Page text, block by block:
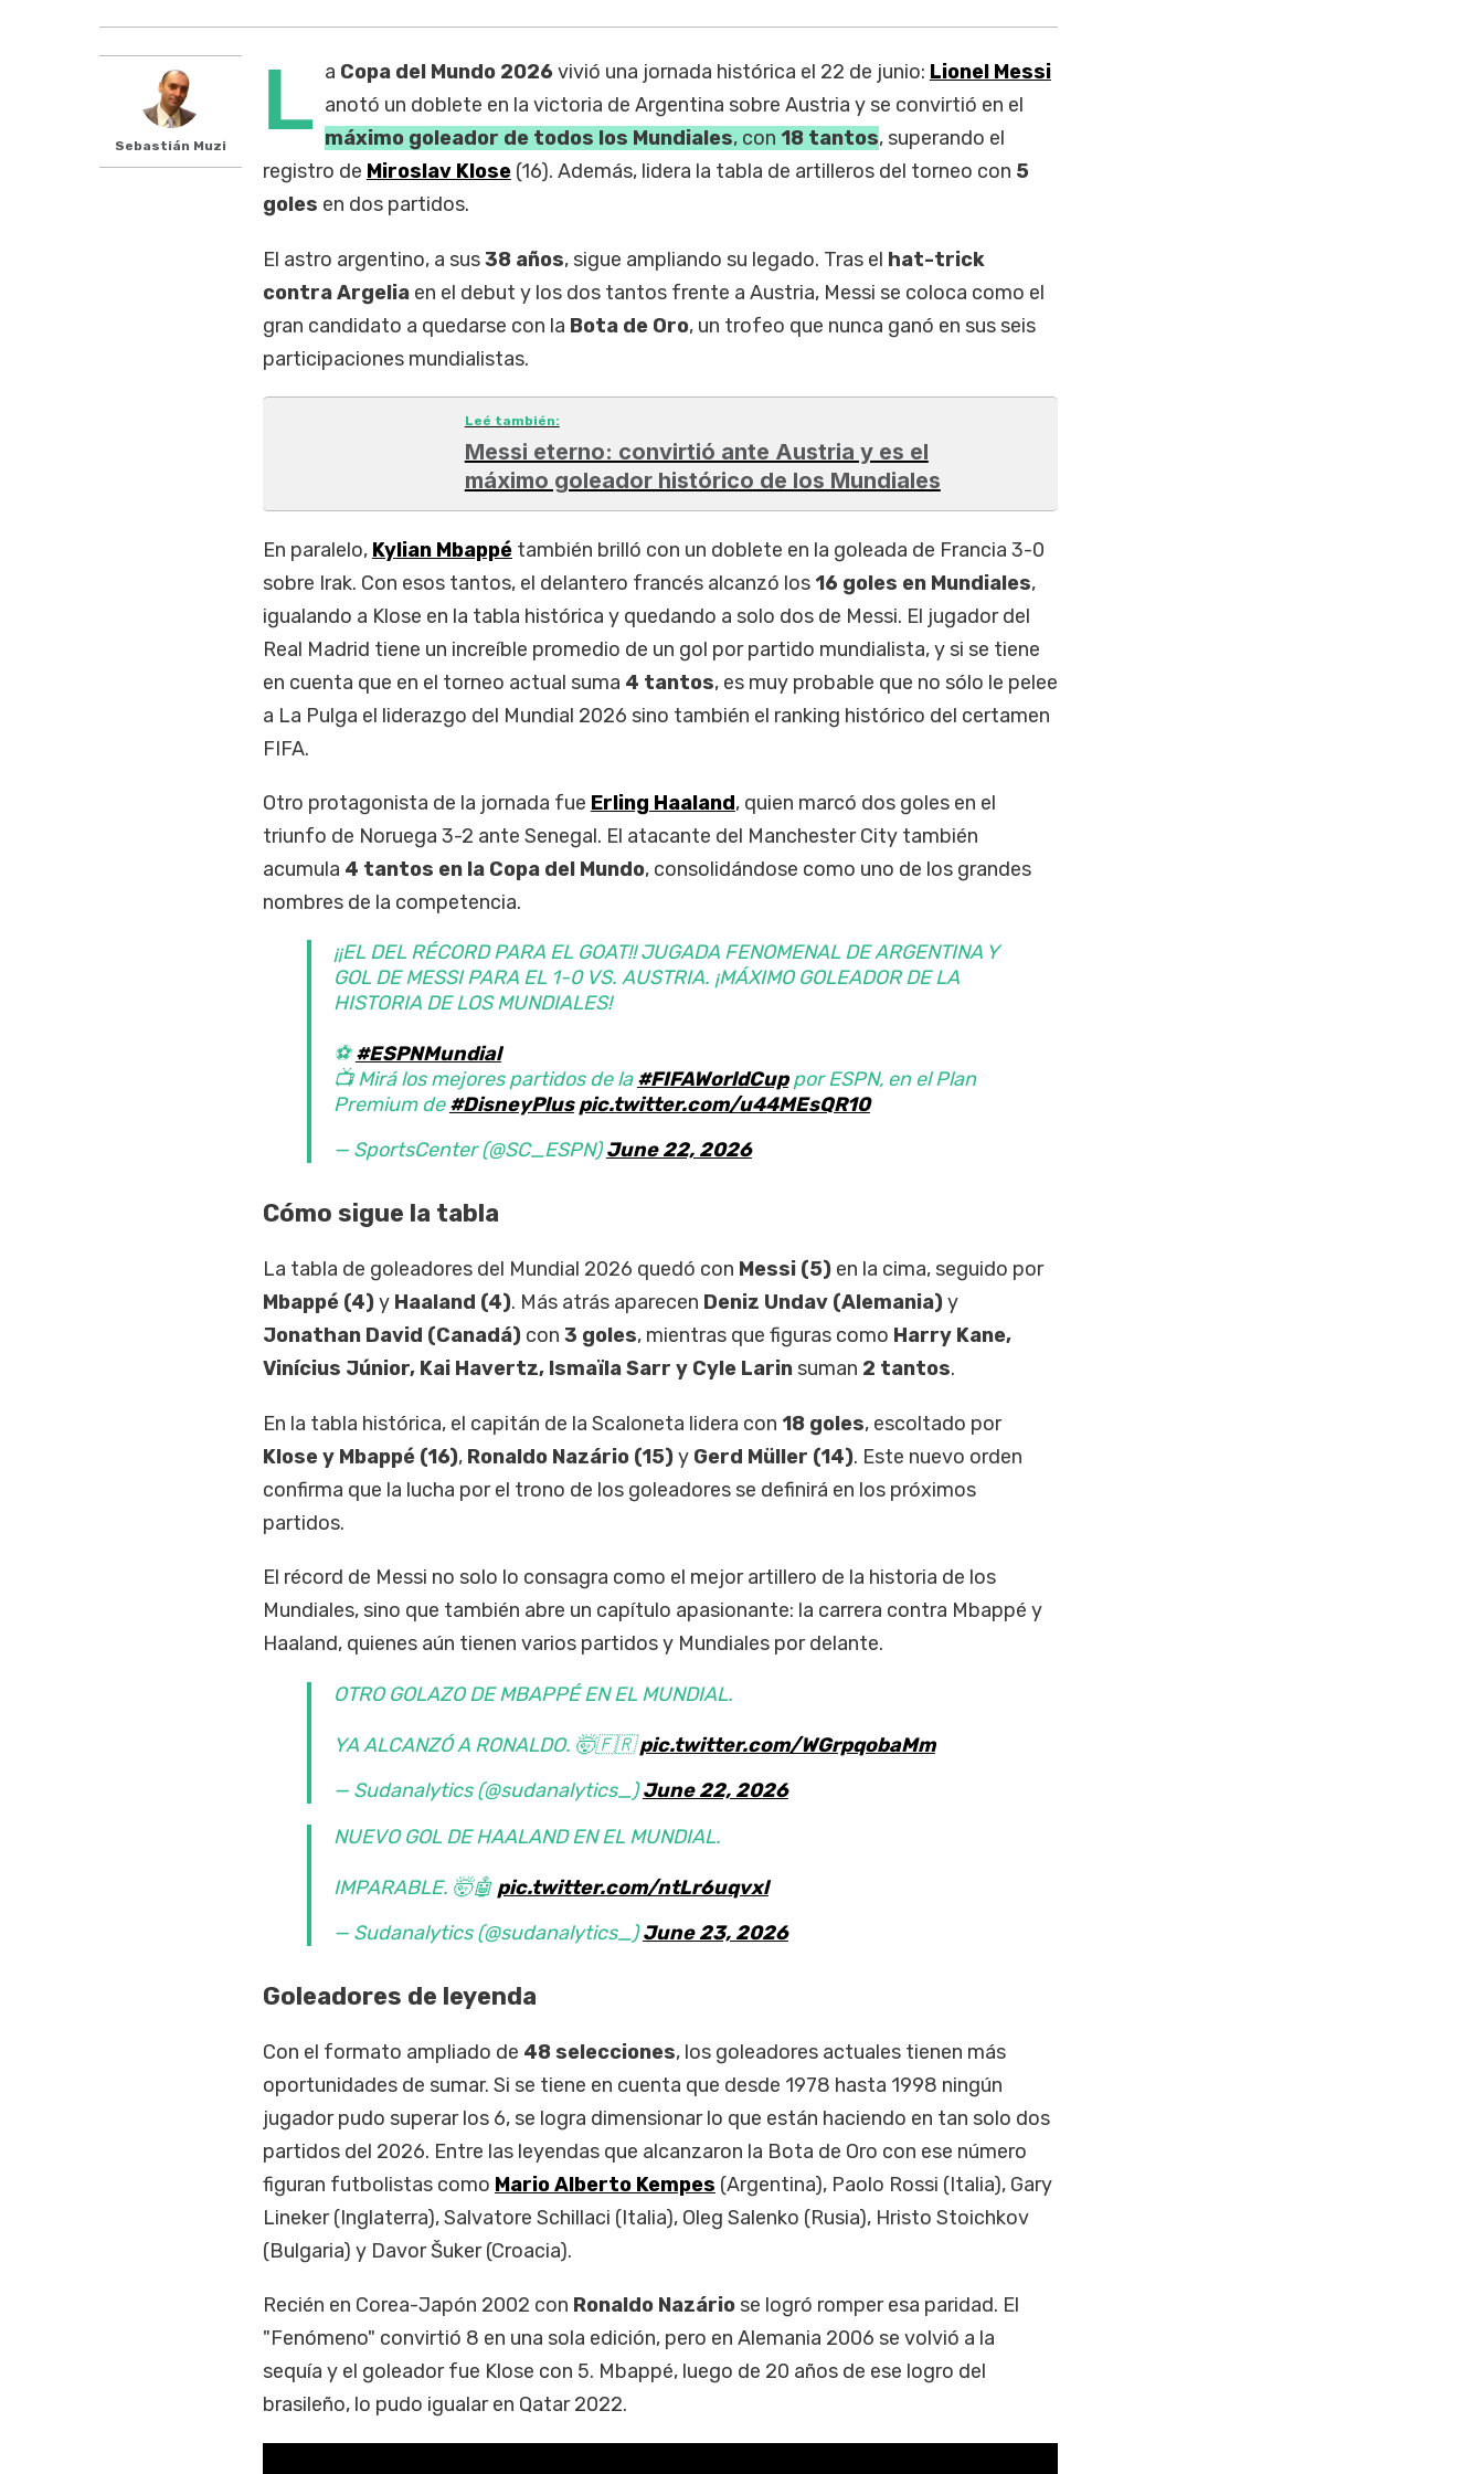
Sebastián Muzi L a Copa del Mundo 2026vivió una jornada histórica el 22 de junio: Lionel Messi
anotó un doblete en la victoria de Argentina sobre Austria y se convirtió en el
máximo goleador de todos los Mundiales, con 18 tantos, superando el
registro de Miroslav Klose(16). Además, lidera la tabla de artilleros del torneo con 5
goles en dos partidos.
El astro argentino, a sus38 años, sigue ampliando su legado. Tras el hat-trick
contra Argeliaen el debut y los dos tantos frente a Austria, Messi se coloca como el
gran candidato a quedarse con la Bota de Oro, un trofeo que nunca ganó en sus seis
participaciones mundialistas.
Leé también:
Messi eterno: convirtió ante Austria y es el
máximo goleador histórico de los Mundiales
En paralelo, Kylian Mbappétambién brilló con un doblete en la goleada de Francia 3-0
sobre Irak. Con esos tantos, el delantero francés alcanzó los 16 goles en Mundiales,
igualando a Klose en la tabla histórica y quedando a solo dos de Messi. El jugador del
Real Madrid tiene un increíble promedio de un gol por partido mundialista, y si se tiene
en cuenta que en el torneo actual suma 4 tantos, es muy probable que no sólo le pelee
a La Pulga el liderazgo del Mundial 2026 sino también el ranking histórico del certamen
FIFA.
Otro protagonista de la jornada fue Erling Haaland, quien marcó dos goles en el
triunfo de Noruega 3-2 ante Senegal. El atacante del Manchester City también
acumula 4 tantos en la Copa del Mundo, consolidándose como uno de los grandes
nombres de la competencia.
¡¡EL DEL RÉCORD PARA EL GOAT!! JUGADA FENOMENAL DE ARGENTINA Y
GOL DE MESSI PARA EL 1-0 VS. AUSTRIA. ¡MÁXIMO GOLEADOR DE LA
HISTORIA DE LOS MUNDIALES!
⚽#ESPNMundial
📺 Mirá los mejores partidos de la#FIFAWorldCuppor ESPN, en el Plan
Premium de#DisneyPlus pic.twitter.com/u44MEsQR10
— SportsCenter (@SC_ESPN)June 22, 2026
Cómo sigue la tabla
La tabla de goleadores del Mundial 2026 quedó con Messi (5)en la cima, seguido por
Mbappé (4)y Haaland (4). Más atrás aparecen Deniz Undav (Alemania)y
Jonathan David (Canadá)con 3 goles, mientras que figuras como Harry Kane,
Vinícius Júnior, Kai Havertz, Ismaïla Sarr y Cyle Larinsuman 2 tantos.
En la tabla histórica, el capitán de la Scaloneta lidera con 18 goles, escoltado por
Klose y Mbappé (16), Ronaldo Nazário (15)y Gerd Müller (14). Este nuevo orden
confirma que la lucha por el trono de los goleadores se definirá en los próximos
partidos.
El récord de Messi no solo lo consagra como el mejor artillero de la historia de los
Mundiales, sino que también abre un capítulo apasionante: la carrera contra Mbappé y
Haaland, quienes aún tienen varios partidos y Mundiales por delante.
OTRO GOLAZO DE MBAPPÉ EN EL MUNDIAL.
YA ALCANZÓ A RONALDO. 🤯🇫🇷pic.twitter.com/WGrpqobaMm
— Sudanalytics (@sudanalytics_)June 22, 2026
NUEVO GOL DE HAALAND EN EL MUNDIAL.
IMPARABLE. 🤯🤖 pic.twitter.com/ntLr6uqvxl
— Sudanalytics (@sudanalytics_)June 23, 2026
Goleadores de leyenda
Con el formato ampliado de 48 selecciones, los goleadores actuales tienen más
oportunidades de sumar. Si se tiene en cuenta que desde 1978 hasta 1998 ningún
jugador pudo superar los 6, se logra dimensionar lo que están haciendo en tan solo dos
partidos del 2026. Entre las leyendas que alcanzaron la Bota de Oro con ese número
figuran futbolistas como Mario Alberto Kempes (Argentina), Paolo Rossi (Italia), Gary
Lineker (Inglaterra), Salvatore Schillaci (Italia), Oleg Salenko (Rusia), Hristo Stoichkov
(Bulgaria) y Davor Šuker (Croacia).
Recién en Corea-Japón 2002 con Ronaldo Nazáriose logró romper esa paridad. El
"Fenómeno" convirtió 8 en una sola edición, pero en Alemania 2006 se volvió a la
sequía y el goleador fue Klose con 5. Mbappé, luego de 20 años de ese logro del
brasileño, lo pudo igualar en Qatar 2022.